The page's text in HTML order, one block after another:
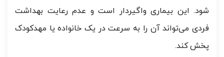
شود. این بیماری واگیردار است و عدم رعایت بهداشت
فردی می‌تواند آن را به سرعت در یک خانواده یا مهدکودک
پخش کند.